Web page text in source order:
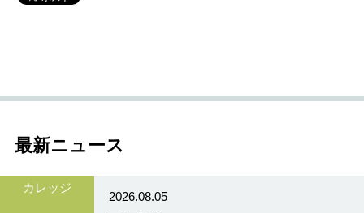
最新ニュース
カレッジ
2026.08.05